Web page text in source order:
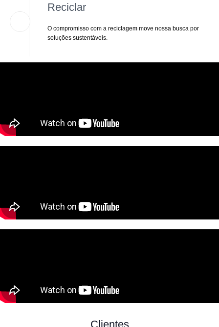
Reciclar
O compromisso com a reciclagem move nossa busca por
soluções sustentáveis.
Clientes